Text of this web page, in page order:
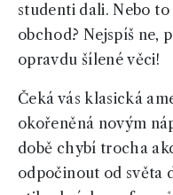
studenti dali. Nebo
obchod? Nejspíš ne,
opravdu šílené věci!
Čeká vás klasická
okořeněná novým
době chybí trocha
odpočinout od světa